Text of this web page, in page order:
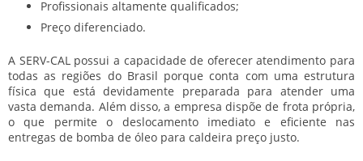
Profissionais altamente qualificados;
Preço diferenciado.
A SERV-CAL possui a capacidade de oferecer atendimento para
todas as regiões do Brasil porque conta com uma estrutura
física que está devidamente preparada para atender uma
vasta demanda. Além disso, a empresa dispõe de frota própria,
o que permite o deslocamento imediato e eficiente nas
entregas de bomba de óleo para caldeira preço justo.